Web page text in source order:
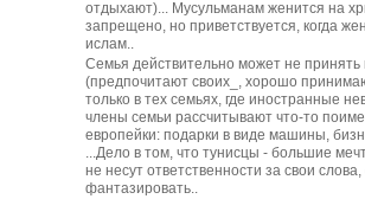
отдыхают)... Мусульманам женится на
запрещено, но приветствуется, когда
ислам..
Семья действительно может не принять
(предпочитают своих_, хорошо
только в тех семьях, где иностранные
члены семьи рассчитывают что-то
европейки: подарки в виде машины,
...Дело в том, что тунисцы - большие
не несут ответственности за свои
фантазировать..